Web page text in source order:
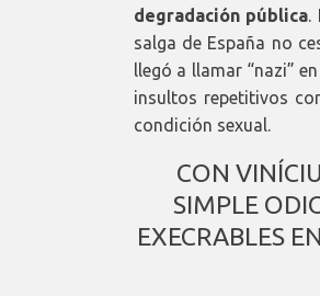
degradación pública.
salga de España no
llegó a llamar “nazi”
insultos repetitivos
condición sexual.
CON
SIMPLE
EXECRABLES